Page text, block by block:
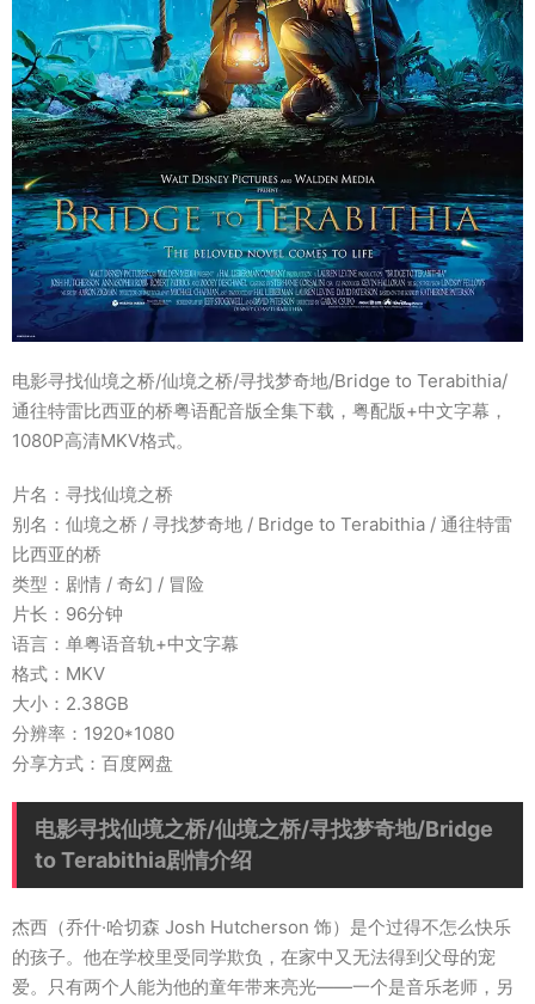
电影寻找仙境之桥/仙境之桥/寻找梦奇地/Bridge to Terabithia/
通往特雷比西亚的桥粤语配音版全集下载，粤配版+中文字幕，
1080P高清MKV格式。
片名：寻找仙境之桥
别名：仙境之桥 / 寻找梦奇地 / Bridge to Terabithia / 通往特雷
比西亚的桥
类型：剧情 / 奇幻 / 冒险
片长：96分钟
语言：单粤语音轨+中文字幕
格式：MKV
大小：2.38GB
分辨率：1920*1080
分享方式：百度网盘
电影寻找仙境之桥/仙境之桥/寻找梦奇地/Bridge
to Terabithia剧情介绍
杰西（乔什·哈切森 Josh Hutcherson 饰）是个过得不怎么快乐
的孩子。他在学校里受同学欺负，在家中又无法得到父母的宠
爱。只有两个人能为他的童年带来亮光——一个是音乐老师，另